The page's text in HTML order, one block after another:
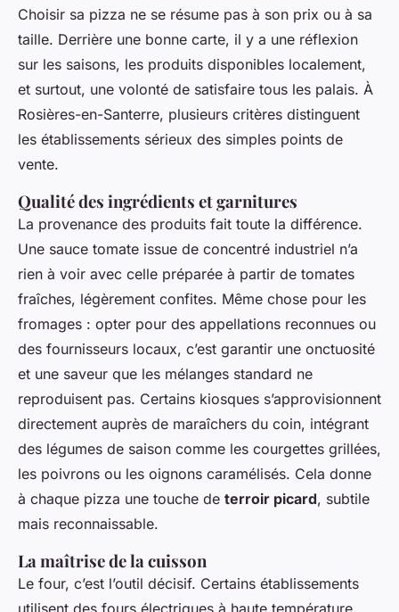
Choisir sa pizza ne se résume pas à son prix ou à sa
taille. Derrière une bonne carte, il y a une réflexion
sur les saisons, les produits disponibles localement,
et surtout, une volonté de satisfaire tous les palais. À
Rosières-en-Santerre, plusieurs critères distinguent
les établissements sérieux des simples points de
vente.
Qualité des ingrédients et garnitures
La provenance des produits fait toute la différence.
Une sauce tomate issue de concentré industriel n’a
rien à voir avec celle préparée à partir de tomates
fraîches, légèrement confites. Même chose pour les
fromages : opter pour des appellations reconnues ou
des fournisseurs locaux, c’est garantir une onctuosité
et une saveur que les mélanges standard ne
reproduisent pas. Certains kiosques s’approvisionnent
directement auprès de maraîchers du coin, intégrant
des légumes de saison comme les courgettes grillées,
les poivrons ou les oignons caramélisés. Cela donne
à chaque pizza une touche de terroir picard, subtile
mais reconnaissable.
La maîtrise de la cuisson
Le four, c’est l’outil décisif. Certains établissements
utilisent des fours électriques à haute température,